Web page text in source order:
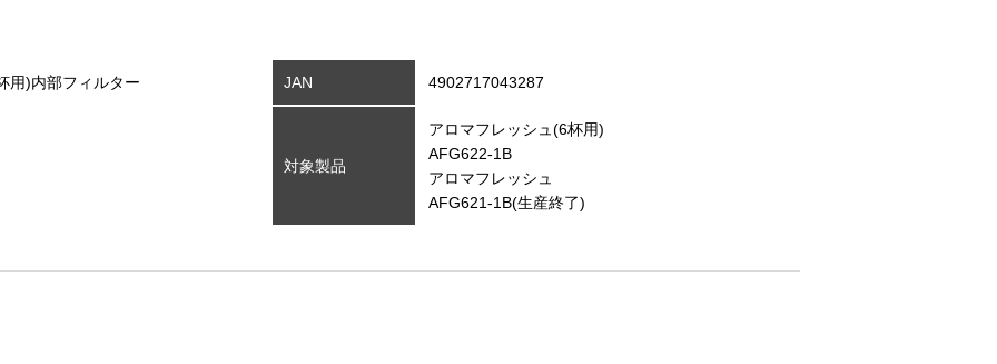
用)内部フィルター JAN 4902717043287
対象製品
アロマフレッシュ(6杯用)
AFG622-1B
アロマフレッシュ
AFG621-1B(生産終了)